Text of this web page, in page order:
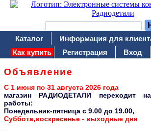
Каталог Информация для
Как купить
Регистрация Вход
Объявление
С 1 июня по 31 августа 2026 года
магазин РАДИОДЕТАЛИ переходит
работы:
Понедельник-пятница c 9.00 до 19.00,
Суббота,воскресенье - выходные дни